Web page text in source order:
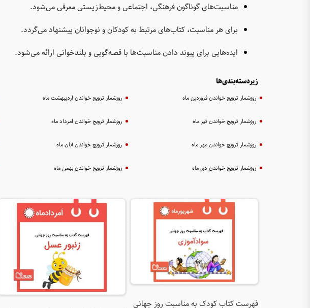
مناسبت‌های گوناگون فرهنگی، اجتماعی و محیط‌زیستی معرفی می‌شود.
برای هر مناسبت، کتاب‌های مرتبط به کودکان و نوجوانان پیشنهاد می‌گردد.
ایده‌هایی برای پیوند دادن مناسبت‌ها با قصه‌گویی و بلندخوانی ارائه می‌شود.
زیردسته‌بندی‌ها
روزشمار ترویج خواندن فروردین ماه روزشمار ترویج خواندن اردیبهشت ماه
روزشمار ترویج خواندن تیر ماه روزشمار ترویج خواندن امرداد ماه
روزشمار ترویج خواندن مهر ماه روزشمار ترویج خواندن آبان ماه
روزشمار ترویج خواندن دی ماه روزشمار ترویج خواندن بهمن ماه
فهرست کتاب کودک به مناسبت روز جهانی